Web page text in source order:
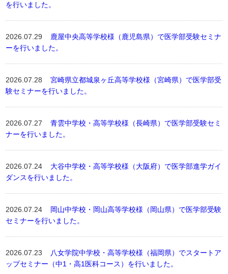
を行いました。
2026.07.29
鹿屋中央高等学校様（鹿児島県）で医学部受験セミナ
ーを行いました。
2026.07.28宮崎県立都城泉ヶ丘高等学校様（宮崎県）で医学部受
験セミナーを行いました。
2026.07.27青雲中学校・高等学校様（長崎県）で医学部受験セミ
ナーを行いました。
2026.07.24 大谷中学校・高等学校様（大阪府）で医学部進学ガイ
ダンスを行いました。
2026.07.24 岡山中学校・岡山高等学校様（岡山県）で医学部受験
セミナーを行いました。
2026.07.23
八女学院中学校・高等学校様（福岡県）でスタートア
ップセミナー（中1・高1医科コース）を行いました。